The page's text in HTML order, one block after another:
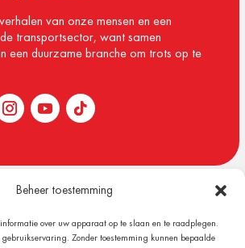
Beheer toestemming
over uw apparaat op te slaan en te raadplegen.
Zonder toestemming kunnen bepaalde
van onze mensen en een
transportsector, want samen
een duurzame branche om trots op te
Algemene voorwaarden